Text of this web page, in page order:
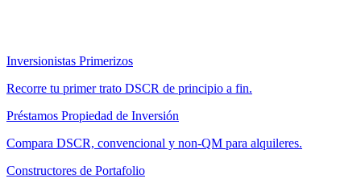
Inversionistas Primerizos
Recorre tu primer trato DSCR de principio a fin.
Préstamos Propiedad de Inversión
Compara DSCR, convencional y non-QM para alquileres.
Constructores de Portafolio